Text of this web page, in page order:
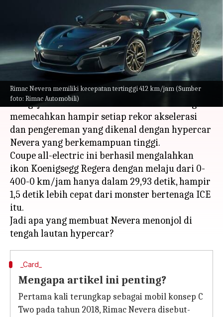
Rimac Nevera memiliki kecepatan tertinggi 412 km/jam (Sumber
foto: Rimac Automobili)
Nevera, hypercar pemecah
rekor, begitu istimewa?
Bob May 22, 2023 10:51 am
Apa ceritanya
Pembuat EV Kroasia Rimac Automobili
mengejutkan seluruh industri otomotif dengan
memecahkan hampir setiap rekor akselerasi
dan pengereman yang dikenal dengan hypercar
Nevera yang berkemampuan tinggi.
Coupe all-electric ini berhasil mengalahkan
ikon Koenigsegg Regera dengan melaju dari 0-
400-0 km/jam hanya dalam 29,93 detik, hampir
1,5 detik lebih cepat dari monster bertenaga ICE
itu.
Jadi apa yang membuat Nevera menonjol di
_Card_
Mengapa artikel ini penting?
Pertama kali terungkap sebagai mobil konsep C
Two pada tahun 2018, Rimac Nevera disebut-